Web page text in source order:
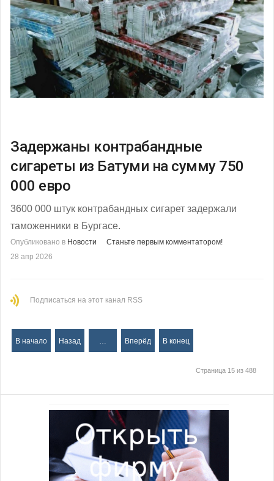
Задержаны контрабандные
сигареты из Батуми на сумму 750
000 евро
3600 000 штук контрабандных сигарет задержали
таможенники в Бургасе.
Опубликовано в Новости
Станьте первым комментатором!
28 апр 2026
Подписаться на этот канал RSS
В начало Назад … Вперёд В конец
Страница 15 из 488